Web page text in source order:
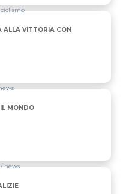
ALLA VITTORIA CON
MONDO
/ news